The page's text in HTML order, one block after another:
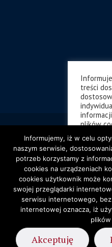
Polityka prywatności
treści
plików
pomocą
naszego
zmiany
Informujemy, iż w celu
naszym serwisie,
potrzeb korzystamy z
cookies na urządzeniach
cookies użytkownik może
swojej przeglądarki
serwisu internetowego,
internetowej oznacza, iż
Akceptuję